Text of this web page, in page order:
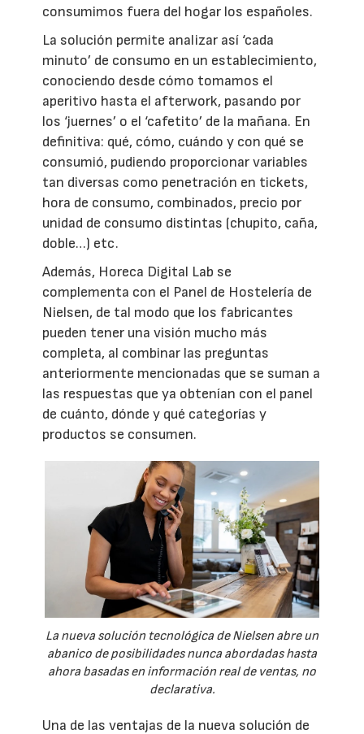
consumimos fuera del hogar los españoles.
La solución permite analizar así ‘cada
minuto’ de consumo en un establecimiento,
conociendo desde cómo tomamos el
aperitivo hasta el afterwork, pasando por
los ‘juernes’ o el ‘cafetito’ de la mañana. En
definitiva: qué, cómo, cuándo y con qué se
consumió, pudiendo proporcionar variables
tan diversas como penetración en tickets,
hora de consumo, combinados, precio por
unidad de consumo distintas (chupito, caña,
doble…) etc.
Además, Horeca Digital Lab se
complementa con el Panel de Hostelería de
Nielsen, de tal modo que los fabricantes
pueden tener una visión mucho más
completa, al combinar las preguntas
anteriormente mencionadas que se suman a
las respuestas que ya obtenían con el panel
de cuánto, dónde y qué categorías y
productos se consumen.
La nueva solución tecnológica de Nielsen abre un
abanico de posibilidades nunca abordadas hasta
ahora basadas en información real de ventas, no
declarativa.
Una de las ventajas de la nueva solución de